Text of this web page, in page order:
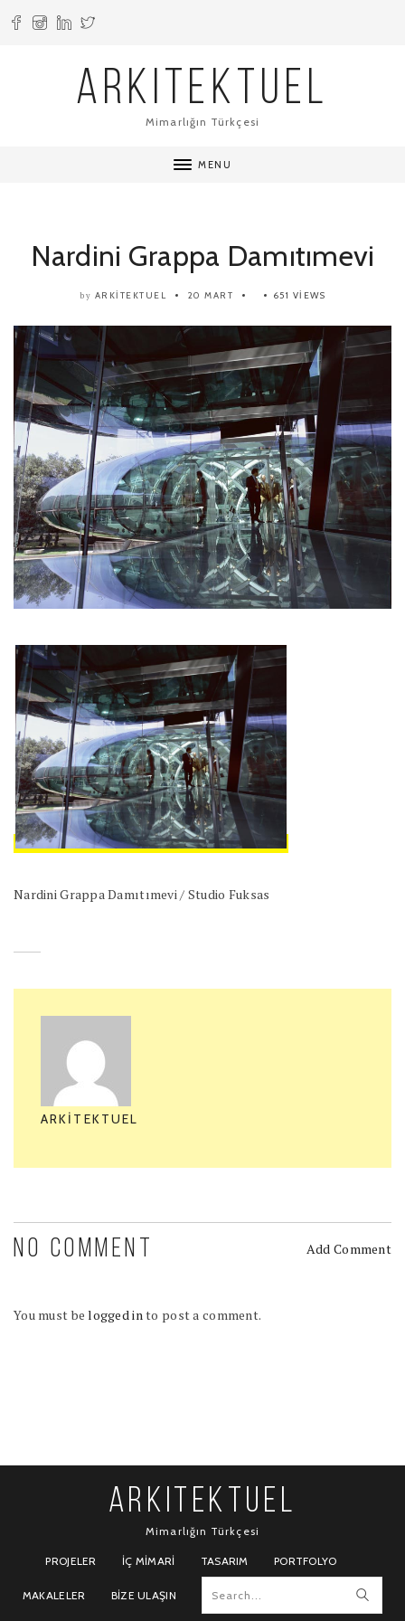
ARKITEKTUEL
Mimarlığın Türkçesi
MENU
Nardini Grappa Damıtımevi
by ARKITEKTUEL 20 MART 651 VIEWS
Nardini Grappa Damıtımevi / Studio Fuksas
ARKITEKTUEL
NO COMMENT Add Comment
You must belogged in to post a comment.
ARKITEKTUEL
Mimarlığın Türkçesi
PROJELER İÇ MIMARI TASARIM PORTFOLYO
MAKALELER BIZE ULAŞIN